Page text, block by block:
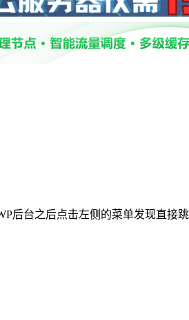
台之后点击左侧的菜单发现直接